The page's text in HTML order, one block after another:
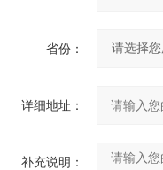
省份：
详细地址：
补充说明：